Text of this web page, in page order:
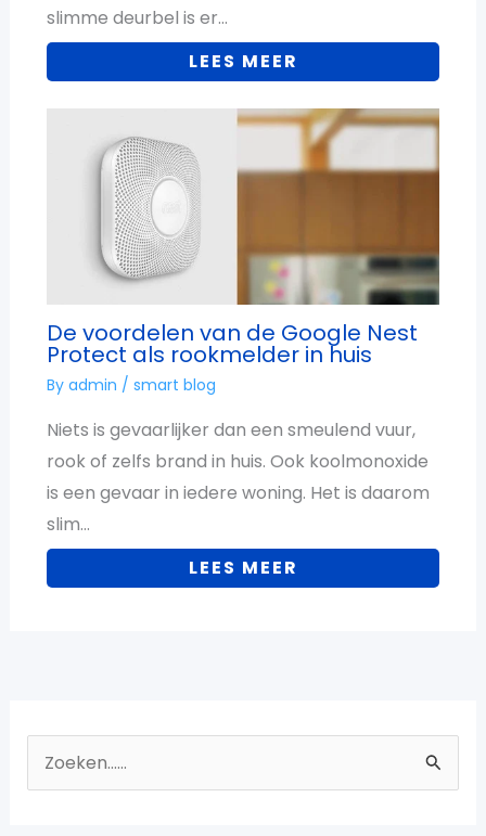
slimme deurbel is er…
LEES MEER
De voordelen van de Google Nest
Protect als rookmelder in huis
By admin / smart blog
Niets is gevaarlijker dan een smeulend vuur,
rook of zelfs brand in huis. Ook koolmonoxide
is een gevaar in iedere woning. Het is daarom
slim…
LEES MEER